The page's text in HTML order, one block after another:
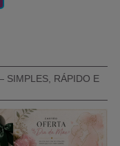
SIMPLES, RÁPIDO E